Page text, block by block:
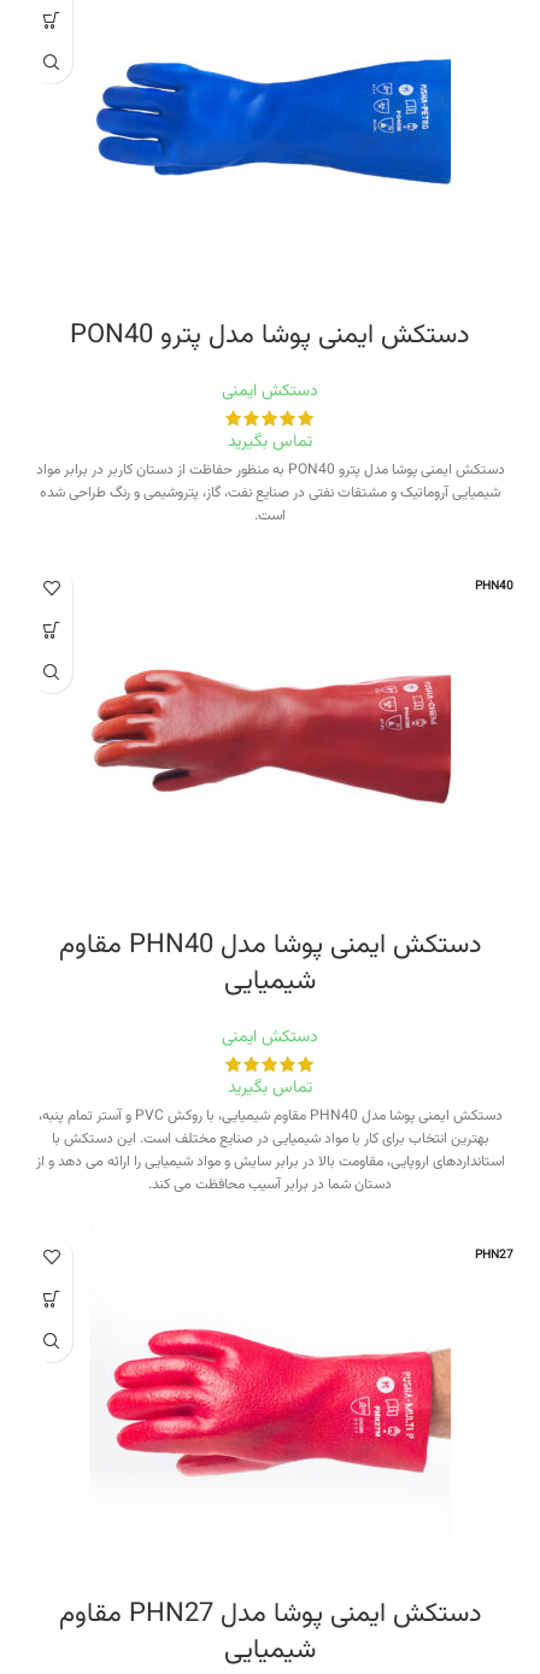
دستکش ایمنی پوشا مدل پترو PON40
دستکش ایمنی
تماس بگیرید
دستکش ایمنی پوشا مدل پترو PON40 به منظور حفاظت از دستان کاربر در برابر مواد
شیمیایی آروماتیک و مشتقات نفتی در صنایع نفت، گاز، پتروشیمی و رنگ طراحی شده
است.
PHN40
دستکش ایمنی پوشا مدل PHN40 مقاوم
شیمیایی
دستکش ایمنی
تماس بگیرید
دستکش ایمنی پوشا مدل PHN40 مقاوم شیمیایی، با روکش PVC و آستر تمام پنبه،
بهترین انتخاب برای کار با مواد شیمیایی در صنایع مختلف است. این دستکش با
استانداردهای اروپایی، مقاومت بالا در برابر سایش و مواد شیمیایی را ارائه می دهد و از
دستان شما در برابر آسیب محافظت می کند.
PHN27
دستکش ایمنی پوشا مدل PHN27 مقاوم
شیمیایی